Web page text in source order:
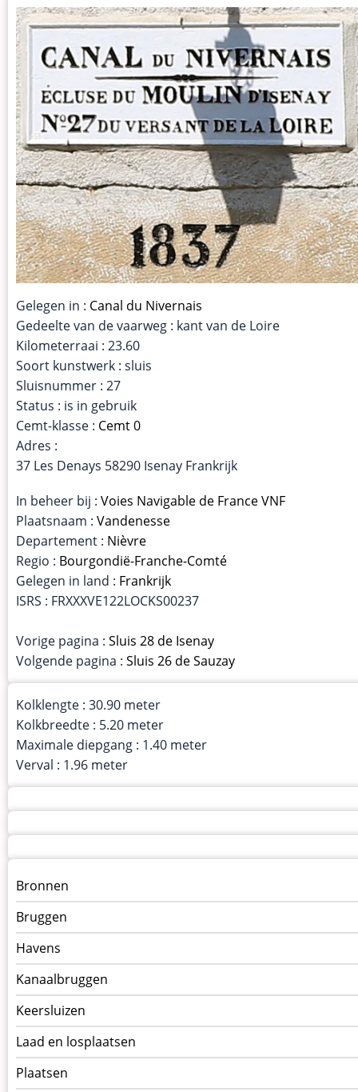
Gelegen in : Canal du Nivernais
Gedeelte van de vaarweg : kant van de Loire
Kilometerraai : 23.60
Soort kunstwerk : sluis
Sluisnummer : 27
Status : is in gebruik
Cemt-klasse : Cemt 0
Adres :
37 Les Denays 58290 Isenay Frankrijk
In beheer bij : Voies Navigable de France VNF
Plaatsnaam : Vandenesse
Departement : Nièvre
Regio : Bourgondië-Franche-Comté
Gelegen in land : Frankrijk
ISRS : FRXXXVE122LOCKS00237
Vorige pagina : Sluis 28 de Isenay
Volgende pagina : Sluis 26 de Sauzay
Kolklengte : 30.90 meter
Kolkbreedte : 5.20 meter
Maximale diepgang : 1.40 meter
Verval : 1.96 meter
Menu
kunstwerken
op
kunstwerkpagina
Bronnen
Bruggen
Havens
Kanaalbruggen
Keersluizen
Laad en losplaatsen
Plaatsen